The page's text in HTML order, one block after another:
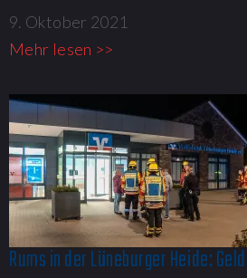
9. Oktober 2021
Mehr lesen >>
Rums in der Lüneburger Heide: